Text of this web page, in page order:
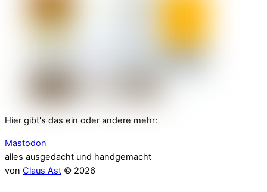
Hier gibt's das ein oder andere mehr:
Mastodon
alles ausgedacht und handgemacht
von Claus Ast © 2026